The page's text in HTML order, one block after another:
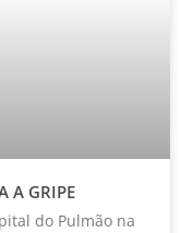
A GRIPE
do Pulmão na